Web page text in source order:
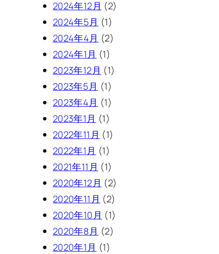
2024年12月 (2)
2024年5月 (1)
2024年4月 (2)
2024年1月 (1)
2023年12月 (1)
2023年5月 (1)
2023年4月 (1)
2023年1月 (1)
2022年11月 (1)
2022年1月 (1)
2021年11月 (1)
2020年12月 (2)
2020年11月 (2)
2020年10月 (1)
2020年8月 (2)
2020年1月 (1)